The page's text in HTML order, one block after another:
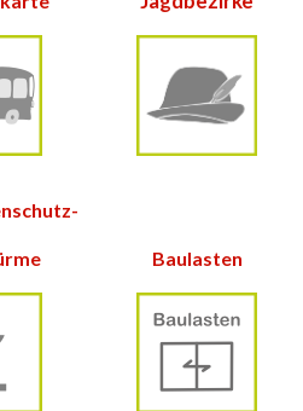
Baulasten